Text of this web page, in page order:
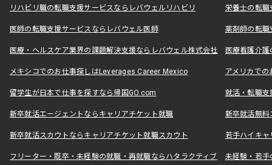
リハビリ職の転職支援サービスならレバウェルリハビリ 栄養士の転
医師の転職支援サービスならレバウェル医師 薬剤師の転
医療・ヘルスケア業界の課題解決支援ならレバウェル株式会社 医療看護介
メキシコでのお仕事探しはLeverages Career Mexico アメリカで
留学生が日本で仕事を探すなら帰国GO.com 就活・転職
新卒就活エージェントならキャリアチケット就職 新卒就活無料
新卒就活スカウトならキャリアチケット就職スカウト 若手ハイキ
フリーター・既卒・未経験の就職・再就職ならハタラクティブ 未経験・若手